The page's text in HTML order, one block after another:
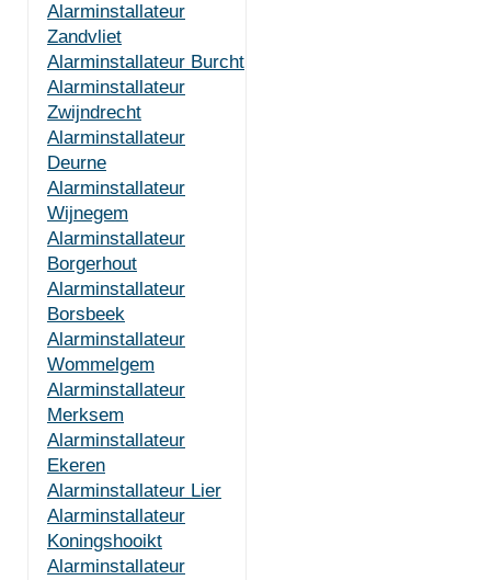
Alarminstallateur
Zandvliet
Alarminstallateur Burcht
Alarminstallateur
Zwijndrecht
Alarminstallateur
Deurne
Alarminstallateur
Wijnegem
Alarminstallateur
Borgerhout
Alarminstallateur
Borsbeek
Alarminstallateur
Wommelgem
Alarminstallateur
Merksem
Alarminstallateur
Ekeren
Alarminstallateur Lier
Alarminstallateur
Koningshooikt
Alarminstallateur